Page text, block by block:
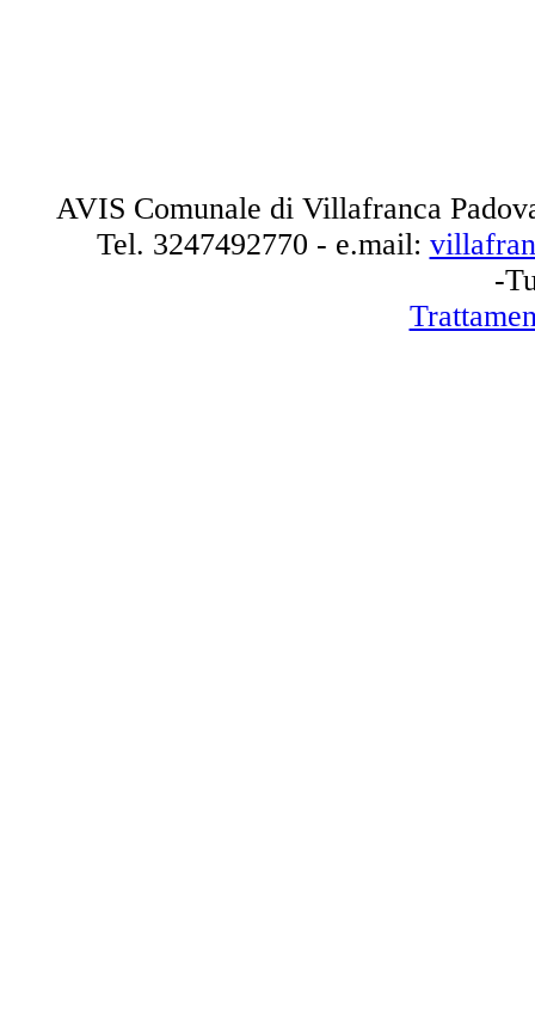
AVIS Comunale di Villafranca
Tel. 3247492770 - e.mail:
-